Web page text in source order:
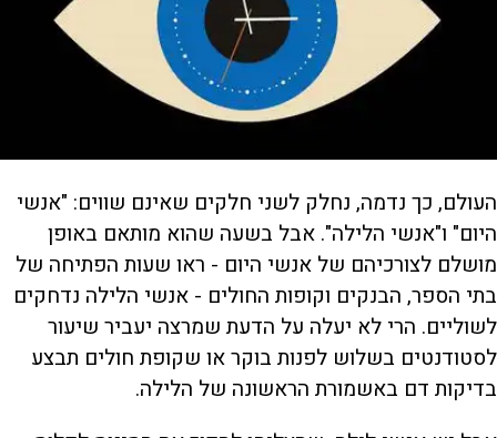
העולם, כך נדמה, נחלק לשני חלקים שאינם שווים: "אנשי
היום" ו"אנשי הלילה". אבל בשעה שהוא מותאם באופן
מושלם לצורכיהם של אנשי היום - ראו שעות הפתיחה של
בתי הספר, הבנקים וקופות החולים - אנשי הלילה נדחקים
לשוליים. הרי לא יעלה על הדעת שמרצה יעביר שיעור
לסטודנטים בשלוש לפנות בוקר או שקופת חולים תבצע
בדיקות דם באשמורת הראשונה של הלילה.